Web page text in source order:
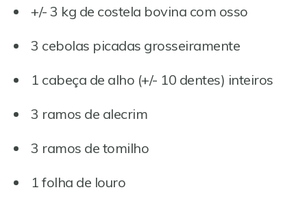
+/- 3 kg de costela bovina com osso
3 cebolas picadas grosseiramente
1 cabeça de alho (+/- 10 dentes) inteiros
3 ramos de alecrim
3 ramos de tomilho
1 folha de louro